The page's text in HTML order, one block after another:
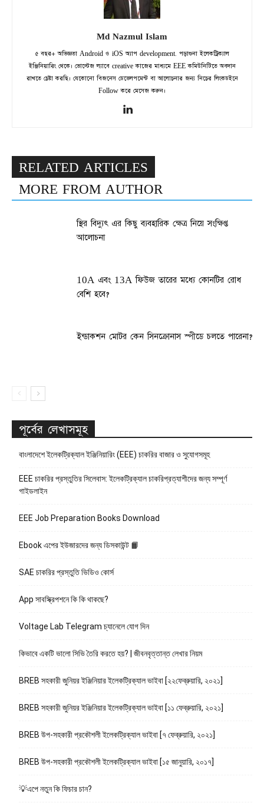
Md Nazmul Islam
৫ বছর+ অভিজ্ঞতা Android ও iOS অ্যাপ development. পড়াশুনা ইলেকট্রিক্যাল
ইঞ্জিনিয়ারিং থেকে। ভোল্টেজ ল্যাবে creative কাজের মাধ্যমে EEE কমিউনিটিতে অবদান
রাখতে চেষ্টা করছি। যেকোনো বিজনেস ডেভেলপমেন্ট বা আলোচনার জন্য নিচের লিংকডইনে
Follow করে মেসেজ করুন।
RELATED ARTICLES
MORE FROM AUTHOR
স্থির বিদ্যুৎ এর কিছু ব্যবহারিক ক্ষেত্র নিয়ে সংক্ষিপ্ত
আলোচনা
10A এবং 13A ফিউজ তারের মধ্যে কোনটির রোধ
বেশি হবে?
ইন্ডাকশন মোটর কেন সিনক্রোনাস স্পীডে চলতে পারেনা?
পূর্বের লেখাসমূহ
বাংলাদেশে ইলেকট্রিক্যাল ইঞ্জিনিয়ারিং (EEE) চাকরির বাজার ও সুযোগসমূহ
EEE চাকরির প্রস্তুতির সিলেবাস: ইলেকট্রিক্যাল চাকরিপ্রত্যাশীদের জন্য সম্পূর্ণ
গাইডলাইন
EEE Job Preparation Books Download
Ebook এপের ইউজারদের জন্য ডিসকাউন্ট 📙
SAE চাকরির প্রস্তুতি ভিডিও কোর্স
App সাবস্ক্রিপশনে কি কি থাকছে?
Voltage Lab Telegram চ্যানেলে যোগ দিন
কিভাবে একটি ভালো সিভি তৈরি করতে হয়? | জীবনবৃত্তান্ত লেখার নিয়ম
BREB সহকারী জুনিয়র ইঞ্জিনিয়ার ইলেকট্রিক্যাল ভাইবা [২২ফেব্রুয়ারি, ২০২১]
BREB সহকারী জুনিয়র ইঞ্জিনিয়ার ইলেকট্রিক্যাল ভাইবা [১১ ফেব্রুয়ারি, ২০২১]
BREB উপ-সহকারী প্রকৌশলী ইলেকট্রিক্যাল ভাইবা [৭ ফেব্রুয়ারি, ২০২১]
BREB উপ-সহকারী প্রকৌশলী ইলেকট্রিক্যাল ভাইবা [১৫ জানুয়ারি, ২০১৭]
💡এপে নতুন কি ফিচার চান?